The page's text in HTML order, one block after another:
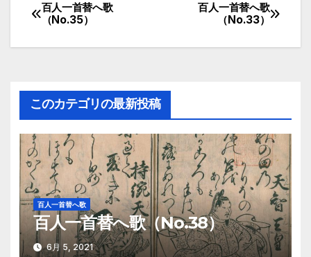
投
稿
ビ
ゲ
ー
シ
ョ
ン
百人一首替へ歌
（No.33）
百人一首替へ歌
（No.35）
このカテゴリの最新投稿
百人一首替へ歌
百人一首替へ歌（No.38）
6月 5, 2021